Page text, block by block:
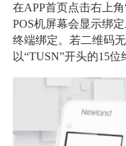
在APP首页点击右上角
POS机屏幕会显示绑
终端绑定。若二维码
以“TUSN”开头的15位